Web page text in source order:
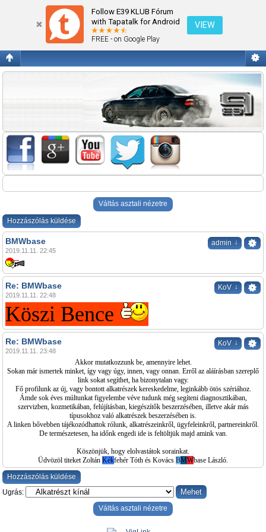
Follow E39 KLUB Fórum
with Tapatalk for Android
FREE - on Google Play
VIEW
BMWbase
Váltás asztali nézetre
Hozzászólás küldése
admin ↓
BMWbase
2019.11.11. 22:45
KoV ↓
Re: BMWbase
2019.11.11. 22:48
Köszi Bence
KoV ↓
Re: BMWbase
2019.11.11. 23:48
Akkor mutatkozzunk be, amennyire lehet.
Sokan már ismertek minket, így vagy úgy, innen, vagy onnan. Erről az aláírásban szereplő
link sokat segíthet, ha bizonytalan vagy.
Fő profilunk az új, vagy bontott alkatrészek kereskedelme, leginkább ötös szériához.
Ámde sok éves múltunkat figyelembe véve tudunk még segíteni diagnosztikában,
szervizben, kozmetikában, felújításban, kiegészítők beszerzésében, illetve akár más
típusokhoz való alkatrészek beszerzésében is.
A linken bővebben tájékozódhattok rólunk, alkatrészeinkről, ügyfeleinkről, partnereinkről.
De természetesen, ha időnk engedi ide is feltöltjük majd amink van.
Köszönjük, hogy elolvastátok sorainkat.
Üdvözöl titeket Zoltán Kékfehér Tóth és Kovács BMWbase László.
Hozzászólás küldése
Ugrás:
Váltás asztali nézetre